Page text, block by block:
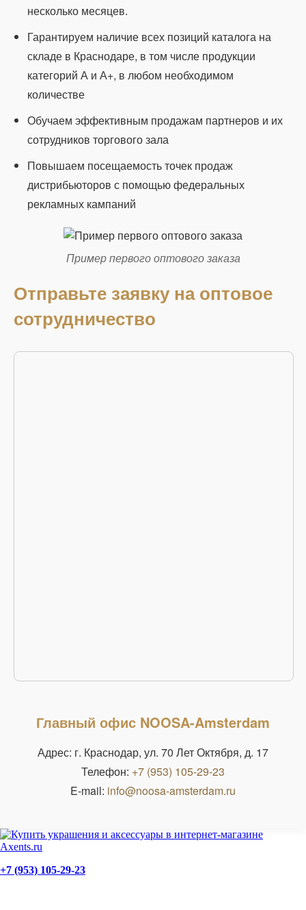
несколько месяцев.
Гарантируем наличие всех позиций каталога на
складе в Краснодаре, в том числе продукции
категорий А и А+, в любом необходимом
количестве
Обучаем эффективным продажам партнеров и их
сотрудников торгового зала
Повышаем посещаемость точек продаж
дистрибьюторов с помощью федеральных
рекламных кампаний
Пример первого оптового заказа
Отправьте заявку на оптовое
сотрудничество
Главный офис NOOSA-Amsterdam
Адрес: г. Краснодар, ул. 70 Лет Октября, д. 17
Телефон: +7 (953) 105-29-23
E-mail: info@noosa-amsterdam.ru
+7 (953) 105-29-23